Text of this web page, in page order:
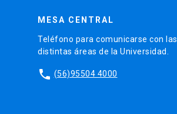
MESA CENTRAL
Teléfono para comunicarse con las
distintas áreas de la Universidad.
phone (56)95504 4000